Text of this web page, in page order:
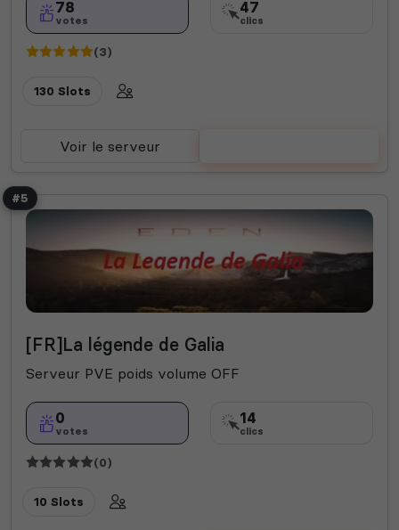
78
votes
47
clics
(3)
130 Slots
Voir le serveur
#5
[FR]La légende de Galia
Serveur PVE poids volume OFF
0
votes
14
clics
(0)
10 Slots